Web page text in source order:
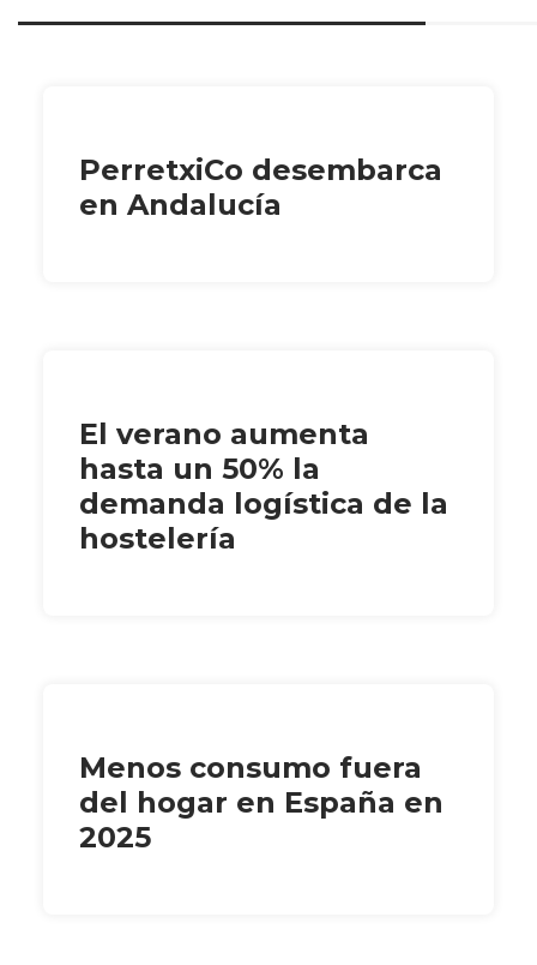
PerretxiCo desembarca
en Andalucía
El verano aumenta
hasta un 50% la
demanda logística de la
hostelería
Menos consumo fuera
del hogar en España en
2025